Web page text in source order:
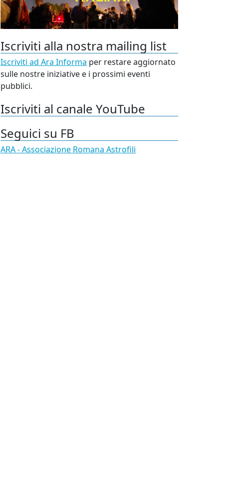
Iscriviti alla nostra mailing list
Iscriviti ad Ara Informa per restare aggiornato
sulle nostre iniziative e i prossimi eventi
pubblici.
Iscriviti al canale YouTube
Seguici su FB
ARA - Associazione Romana Astrofili